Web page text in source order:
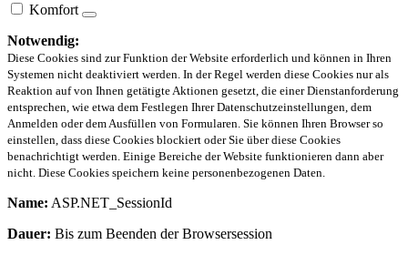
Komfort
Notwendig:
Diese Cookies sind zur Funktion der Website erforderlich und können in Ihren
Systemen nicht deaktiviert werden. In der Regel werden diese Cookies nur als
Reaktion auf von Ihnen getätigte Aktionen gesetzt, die einer Dienstanforderung
entsprechen, wie etwa dem Festlegen Ihrer Datenschutzeinstellungen, dem
Anmelden oder dem Ausfüllen von Formularen. Sie können Ihren Browser so
einstellen, dass diese Cookies blockiert oder Sie über diese Cookies
benachrichtigt werden. Einige Bereiche der Website funktionieren dann aber
nicht. Diese Cookies speichern keine personenbezogenen Daten.
Name: ASP.NET_SessionId
Dauer: Bis zum Beenden der Browsersession